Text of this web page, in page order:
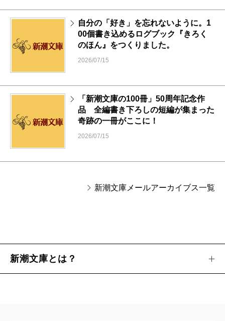
自分の「好き」を忘れないように。1
00個書き込めるログブック『きろく
のほん』をつくりました。
2026/07/15
「新潮文庫の100冊」50周年記念作
品 全編書き下ろしの短編が集まった
奇跡の一冊がここに！
2026/07/15
新潮文庫メールアーカイブス一覧
新潮文庫とは？